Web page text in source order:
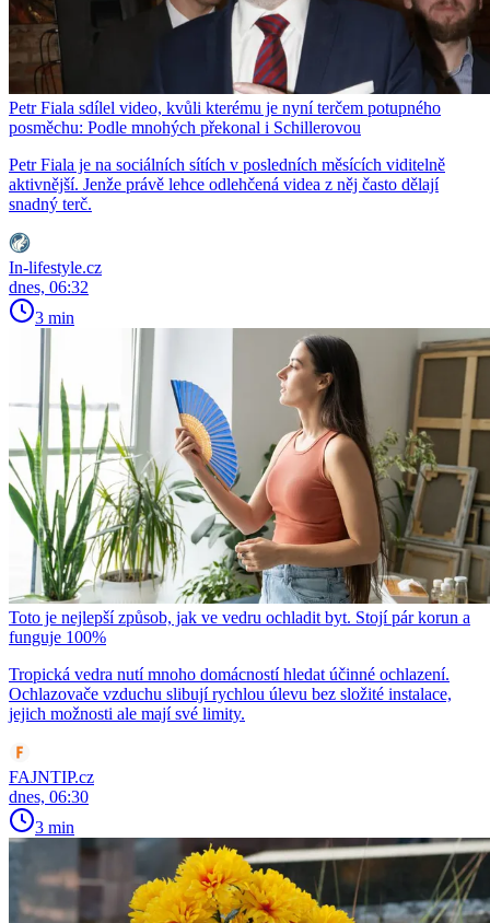
Petr Fiala sdílel video, kvůli kterému je nyní terčem potupného
posměchu: Podle mnohých překonal i Schillerovou
Petr Fiala je na sociálních sítích v posledních měsících viditelně
aktivnější. Jenže právě lehce odlehčená videa z něj často dělají
snadný terč.
In-lifestyle.cz
dnes, 06:32
3 min
Toto je nejlepší způsob, jak ve vedru ochladit byt. Stojí pár korun a
funguje 100%
Tropická vedra nutí mnoho domácností hledat účinné ochlazení.
Ochlazovače vzduchu slibují rychlou úlevu bez složité instalace,
jejich možnosti ale mají své limity.
FAJNTIP.cz
dnes, 06:30
3 min